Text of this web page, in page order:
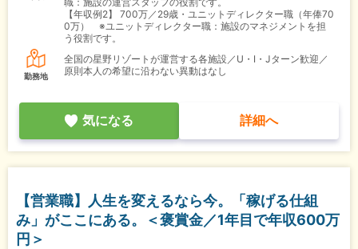
【年収例2】
700万／29歳・ユニットディレクター職（年俸70
0万） ※ユニットディレクター職：施設のマネジメントを担
う役割です。
勤務地
全国の星野リゾートが運営する各施設／U・I・Jターン歓迎／
原則本人の希望に沿わない異動はなし
気になる 詳細へ
【営業職】人生を変えるなら今。「稼げる仕組
み」がここにある。＜褒賞金／1年目で年収600万
円＞